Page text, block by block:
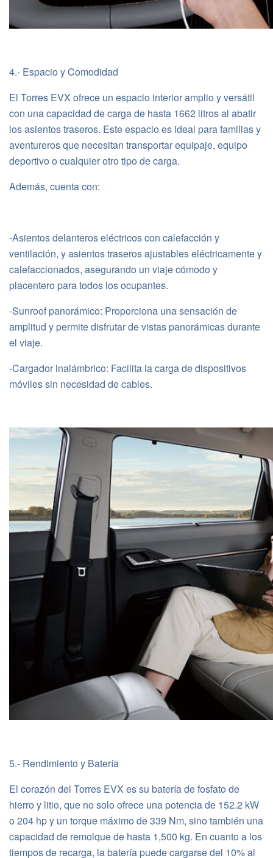
4.- Espacio y Comodidad
El Torres EVX ofrece un espacio interior amplio y versátil
con una capacidad de carga de hasta 1662 litros al abatir
los asientos traseros. Este espacio es ideal para familias y
aventureros que necesitan transportar equipaje, equipo
deportivo o cualquier otro tipo de carga.
Además, cuenta con:
-Asientos delanteros eléctricos con calefacción y
ventilación, y asientos traseros ajustables eléctricamente y
calefaccionados, asegurando un viaje cómodo y
placentero para todos los ocupantes.
-Sunroof panorámico: Proporciona una sensación de
amplitud y permite disfrutar de vistas panorámicas durante
el viaje.
-Cargador inalámbrico: Facilita la carga de dispositivos
móviles sin necesidad de cables.
5.- Rendimiento y Batería
El corazón del Torres EVX es su batería de fosfato de
hierro y litio, que no solo ofrece una potencia de 152.2 kW
o 204 hp y un torque máximo de 339 Nm, sino también una
capacidad de remolque de hasta 1,500 kg. En cuanto a los
tiempos de recarga, la batería puede cargarse del 10% al